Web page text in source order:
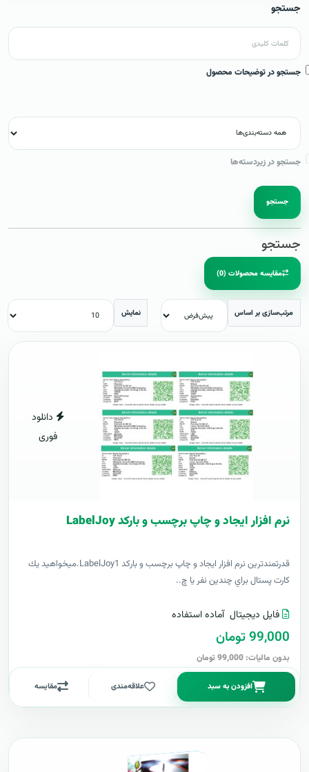
جستجو
جستجو در توضیحات محصول
جستجو در زیردسته‌ها
جستجو
جستجو
مقایسه محصولات (0)
مرتب‌سازی بر اساس نمایش
دانلود
فوری
نرم افزار ایجاد و چاپ برچسب و بارکد LabelJoy
قدرتمندترين نرم افزار ایجاد و چاپ برچسب و بارکد LabelJoy1.ميخواهيد يك
كارت پستال براي چندين نفر يا چ..
فایل دیجیتال آماده استفاده
99,000 تومان
بدون مالیات: 99,000 تومان
افزودن به سبد علاقه‌مندی مقایسه